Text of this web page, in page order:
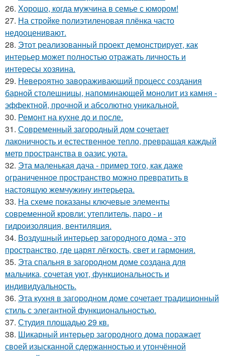
26. Хорошо, когда мужчина в семье с юмором!
27. На стройке полиэтиленовая плёнка часто
недооценивают.
28. Этот реализованный проект демонстрирует, как
интерьер может полностью отражать личность и
интересы хозяина.
29. Невероятно завораживающий процесс создания
барной столешницы, напоминающей монолит из камня -
эффектной, прочной и абсолютно уникальной.
30. Ремонт на кухне до и после.
31. Современный загородный дом сочетает
лаконичность и естественное тепло, превращая каждый
метр пространства в оазис уюта.
32. Эта маленькая дача - пример того, как даже
ограниченное пространство можно превратить в
настоящую жемчужину интерьера.
33. На схеме показаны ключевые элементы
современной кровли: утеплитель, паро - и
гидроизоляция, вентиляция.
34. Воздушный интерьер загородного дома - это
пространство, где царят лёгкость, свет и гармония.
35. Эта спальня в загородном доме создана для
мальчика, сочетая уют, функциональность и
индивидуальность.
36. Эта кухня в загородном доме сочетает традиционный
стиль с элегантной функциональностью.
37. Студия площадью 29 кв.
38. Шикарный интерьер загородного дома поражает
своей изысканной сдержанностью и утончённой